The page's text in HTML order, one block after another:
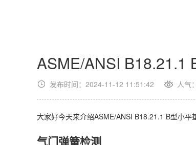
ASME/ANSI B18.21.1
发布时间：2024-11-12 11:51:42 人气：
大家好今天来介绍ASME/ANSI B18.21.1 B型小平
气门弹簧检测